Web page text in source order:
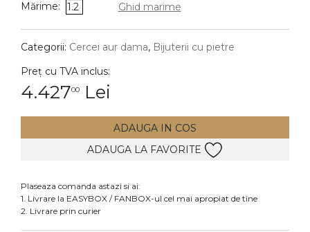
DIAMANTE Vezi toate
Cercei
Accesorii
Mărime: 1.2 Ghid marime
Categorii: Cercei aur dama, Bijuterii cu pietre
Preț cu TVA inclus:
4.42700 Lei
ADAUGA IN COS
ADAUGA LA FAVORITE
Plaseaza comanda astazi si ai:
1. Livrare la EASYBOX / FANBOX-ul cel mai apropiat de tine
2. Livrare prin curier